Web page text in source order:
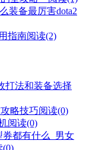
装备最厉害dota2
指南阅读(2)
打法和装备选择
略技巧阅读(0)
阅读(0)
都有什么_男女